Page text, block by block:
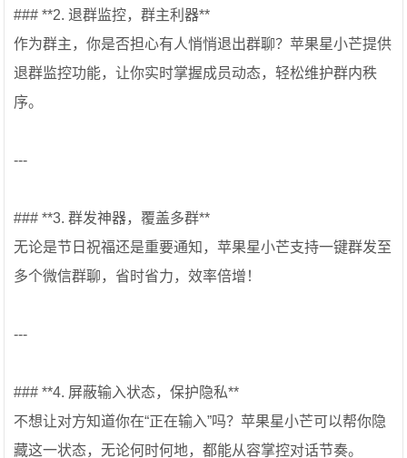
### **2. 退群监控，群主利器**
作为群主，你是否担心有人悄悄退出群聊？苹果星小芒提供
退群监控功能，让你实时掌握成员动态，轻松维护群内秩
序。
---
### **3. 群发神器，覆盖多群**
无论是节日祝福还是重要通知，苹果星小芒支持一键群发至
多个微信群聊，省时省力，效率倍增！
---
### **4. 屏蔽输入状态，保护隐私**
不想让对方知道你在“正在输入”吗？苹果星小芒可以帮你隐
藏这一状态，无论何时何地，都能从容掌控对话节奏。